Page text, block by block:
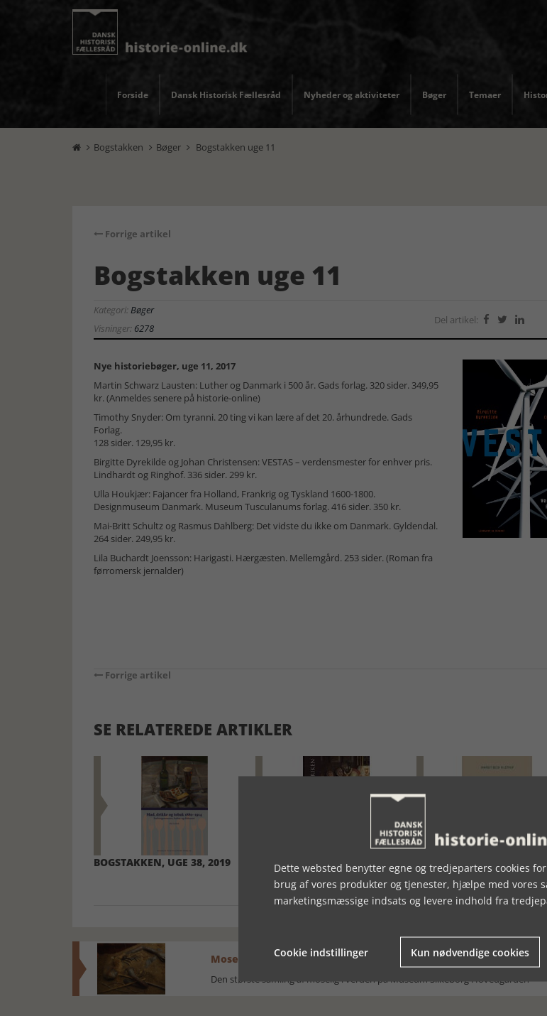
Forside Dansk Historisk Fællesråd Nyheder og aktiviteter Bøger Temaer
 Bogstakken  Bøger  Bogstakken uge 11
Forrige artikel
Bogstakken uge 11
Kategori:Bøger
Visninger: 6278
Del artikel:   
Nye historiebøger, uge 11, 2017
Martin Schwarz Lausten: Luther og Danmark i 500 år. Gads forlag. 320 sider. 349,95
kr. (Anmeldes senere på historie-online)
Timothy Snyder: Om tyranni. 20 ting vi kan lære af det 20. århundrede. Gads
Forlag.
128 sider. 129,95 kr.
Birgitte Dyrekilde og Johan Christensen: VESTAS – verdensmester for enhver pris.
Lindhardt og Ringhof. 336 sider. 299 kr.
Ulla Houkjær: Fajancer fra Holland, Frankrig og Tyskland 1600-1800.
Designmuseum Danmark. Museum Tusculanums forlag. 416 sider. 350 kr.
Mai-Britt Schultz og Rasmus Dahlberg: Det vidste du ikke om Danmark. Gyldendal.
264 sider. 249,95 kr.
Lila Buchardt Joensson: Harigasti. Hærgæsten. Mellemgård. 253 sider. (Roman fra
førromersk jernalder)
Forrige artikel
SE RELATEREDE ARTIKLER
BOGSTAKKEN, UGE 38, 2019 BOGSTAKKEN, UGE 37, 2019 BOGSTAKKEN, UGE 39, 2019
Mosefolket
Den største samling af moselig i verden på Museum Silkeborg Hovedgården
Dette websted benytter egne og tredjeparters cookies
brug af vores produkter og tjenester, hjælpe med vores
marketingsmæssige indsats og levere indhold fra
Cookie indstillinger Kun nødvendige cookies